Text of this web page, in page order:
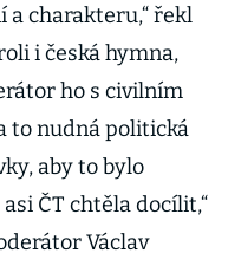
a charakteru,“ řekl
i česká hymna,
ho s civilním
to nudná politická
aby to bylo
ČT chtěla docílit,“
Václav